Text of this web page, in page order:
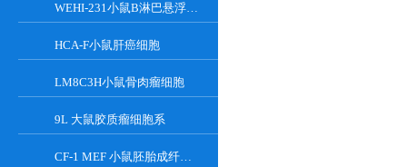
WEHI-231小鼠B淋巴悬浮细胞系
HCA-F小鼠肝癌细胞
LM8C3H小鼠骨肉瘤细胞
9L 大鼠胶质瘤细胞系
CF-1 MEF 小鼠胚胎成纤维细胞系